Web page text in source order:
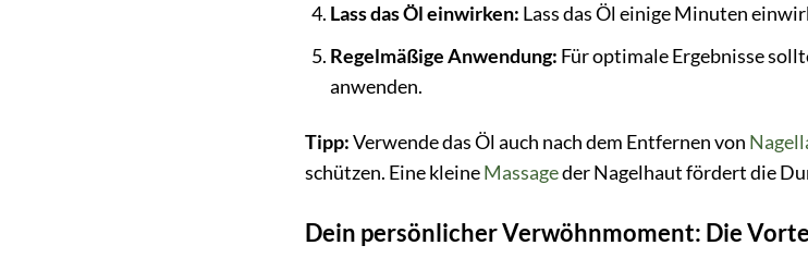
Lass das Öl einwirken: Lass das Öl einige Minuten
Regelmäßige Anwendung: Für optimale Ergebnisse
anwenden.
Tipp:Verwende das Öl auch nach dem Entfernen von
schützen. Eine kleineMassageder Nagelhaut fördert die
Dein persönlicher Verwöhnmoment: Die